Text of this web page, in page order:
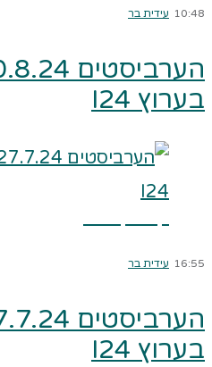
10:48 עידית בר
בערוץ I24
16:55 עידית בר
בערוץ I24